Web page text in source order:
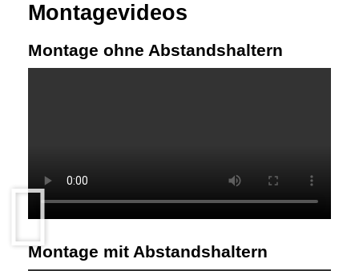
Montagevideos
Montage ohne Abstandshaltern
Montage mit Abstandshaltern